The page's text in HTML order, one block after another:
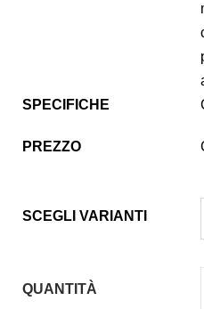
SPECIFICHE
PREZZO
SCEGLI VARIANTI
QUANTITÀ
C